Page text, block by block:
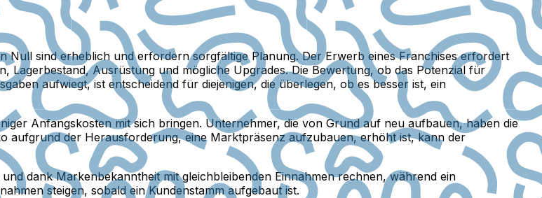
Null sind erheblich und erfordern sorgfältige Planung. Der Erwerb eines Franchises erfordert
Lagerbestand, Ausrüstung und mögliche Upgrades. Die Bewertung, ob das Potenzial für
aufwiegt, ist entscheidend für diejenigen, die überlegen, ob es besser ist, ein
Anfangskosten mit sich bringen. Unternehmer, die von Grund auf neu aufbauen, haben die
aufgrund der Herausforderung, eine Marktpräsenz aufzubauen, erhöht ist, kann der
dank Markenbekanntheit mit gleichbleibenden Einnahmen rechnen, während ein
steigen, sobald ein Kundenstamm aufgebaut ist.